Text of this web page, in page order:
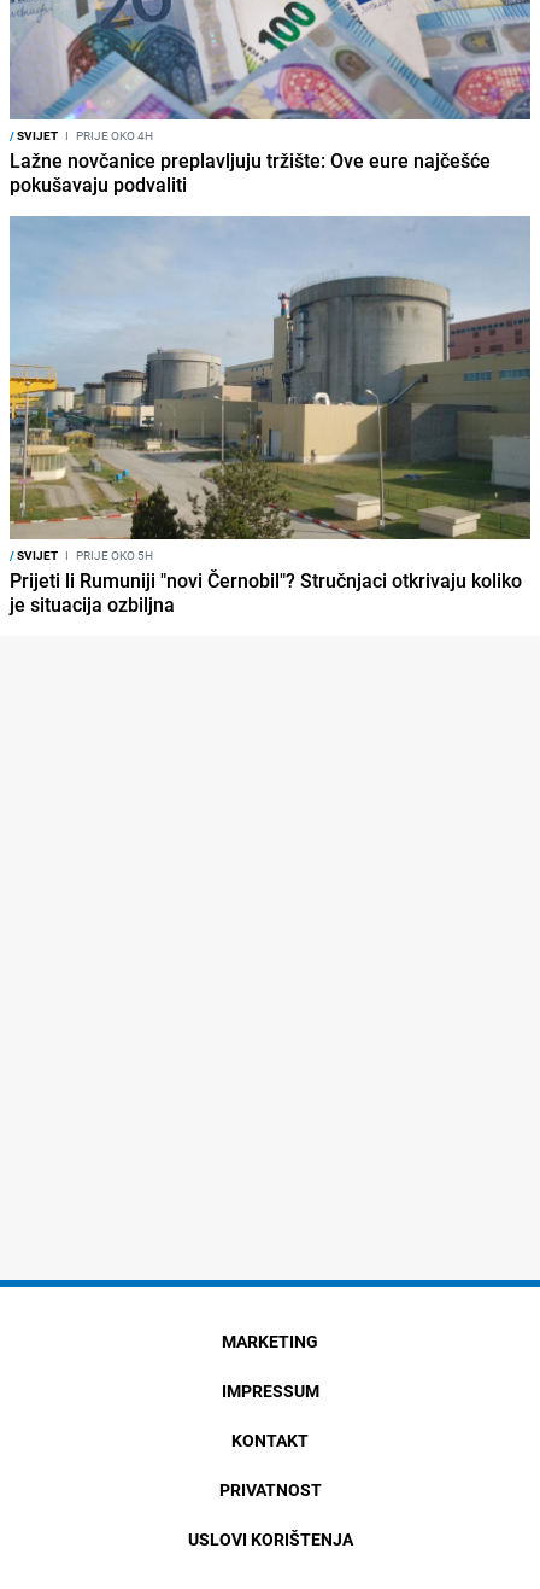
/SVIJET I PRIJE OKO 4H
Lažne novčanice preplavljuju tržište: Ove eure najčešće
pokušavaju podvaliti
/SVIJET I PRIJE OKO 5H
Prijeti li Rumuniji "novi Černobil"? Stručnjaci otkrivaju koliko
je situacija ozbiljna
MARKETING
IMPRESSUM
KONTAKT
PRIVATNOST
USLOVI KORIŠTENJA